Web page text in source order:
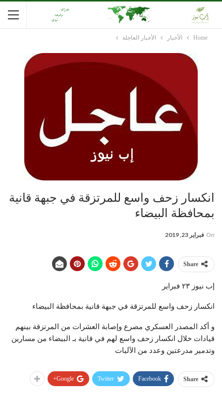
Home الأخبار الأخبار العاجلة
انكسار زحف واسع للمرتزقة في جبهة قانية
بمحافظة البيضاء
On فبراير 23, 2019
Share
إب نيوز ٢٣ فبراير
انكسار زحف واسع للمرتزقة في جبهة قانية بمحافظة البيضاء
و أكد المصدر العسكري مصرع وإصابة العشرات من المرتزقة بينهم
قيادات خلال انكسار زحف واسع لهم في قانية بـ البيضاء من مسارين
وتدمير مدرعتين وعدد من الآليات
Share
Facebook
Twitter
Google+